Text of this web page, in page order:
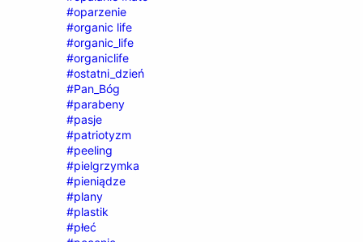
#oparzenie
#organic life
#organic_life
#organiclife
#ostatni_dzień
#Pan_Bóg
#parabeny
#pasje
#patriotyzm
#peeling
#pielgrzymka
#pieniądze
#plany
#plastik
#płeć